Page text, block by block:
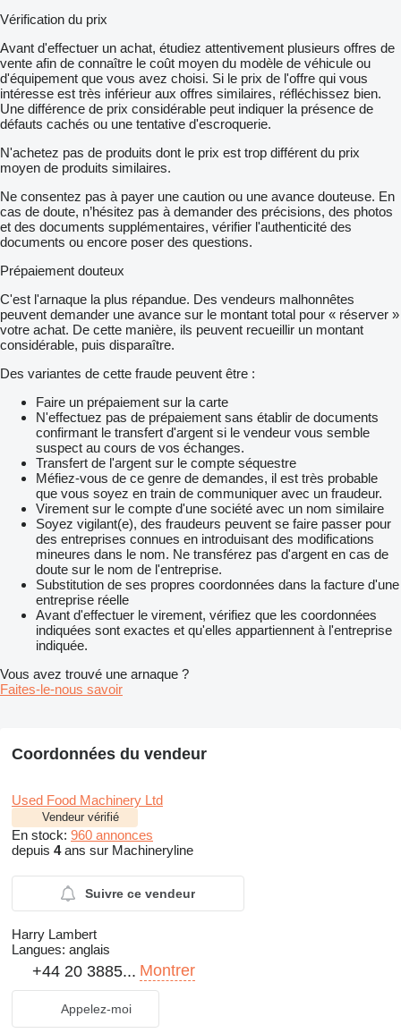
Vérification du prix
Avant d'effectuer un achat, étudiez attentivement plusieurs offres de
vente afin de connaître le coût moyen du modèle de véhicule ou
d'équipement que vous avez choisi. Si le prix de l'offre qui vous
intéresse est très inférieur aux offres similaires, réfléchissez bien.
Une différence de prix considérable peut indiquer la présence de
défauts cachés ou une tentative d'escroquerie.
N'achetez pas de produits dont le prix est trop différent du prix
moyen de produits similaires.
Ne consentez pas à payer une caution ou une avance douteuse. En
cas de doute, n’hésitez pas à demander des précisions, des photos
et des documents supplémentaires, vérifier l'authenticité des
documents ou encore poser des questions.
Prépaiement douteux
C'est l'arnaque la plus répandue. Des vendeurs malhonnêtes
peuvent demander une avance sur le montant total pour « réserver »
votre achat. De cette manière, ils peuvent recueillir un montant
considérable, puis disparaître.
Des variantes de cette fraude peuvent être :
Faire un prépaiement sur la carte
N'effectuez pas de prépaiement sans établir de documents
confirmant le transfert d'argent si le vendeur vous semble
suspect au cours de vos échanges.
Transfert de l'argent sur le compte séquestre
Méfiez-vous de ce genre de demandes, il est très probable
que vous soyez en train de communiquer avec un fraudeur.
Virement sur le compte d'une société avec un nom similaire
Soyez vigilant(e), des fraudeurs peuvent se faire passer pour
des entreprises connues en introduisant des modifications
mineures dans le nom. Ne transférez pas d'argent en cas de
doute sur le nom de l'entreprise.
Substitution de ses propres coordonnées dans la facture d'une
entreprise réelle
Avant d'effectuer le virement, vérifiez que les coordonnées
indiquées sont exactes et qu'elles appartiennent à l'entreprise
indiquée.
Vous avez trouvé une arnaque ?
Faites-le-nous savoir
Coordonnées du vendeur
Used Food Machinery Ltd
Vendeur vérifié
En stock: 960 annonces
depuis 4ans sur Machineryline
Suivre ce vendeur
Harry Lambert
Langues: anglais
+44 20 3885... Montrer
Appelez-moi